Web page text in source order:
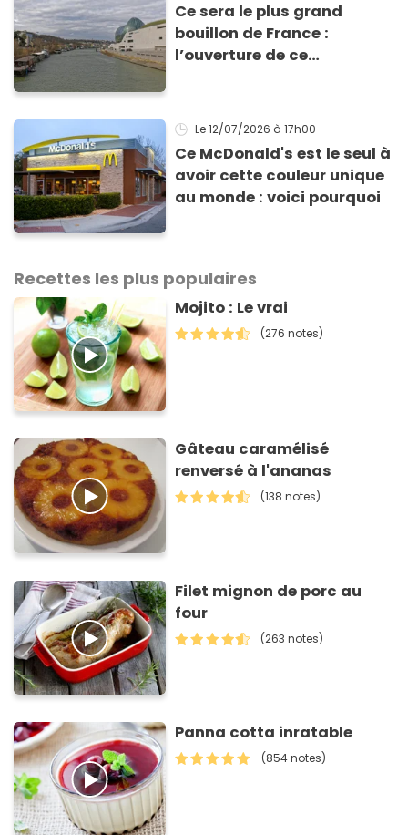
Ce sera le plus grand
bouillon de France :
l’ouverture de ce
de-Seine
Le 12/07/2026 à 17h00
Ce McDonald's est le seul à
avoir cette couleur unique
au monde : voici pourquoi
Recettes les plus populaires
Mojito : Le vrai
(276 notes)
Gâteau caramélisé
renversé à l'ananas
(138 notes)
Filet mignon de porc au
four
(263 notes)
Panna cotta inratable
(854 notes)